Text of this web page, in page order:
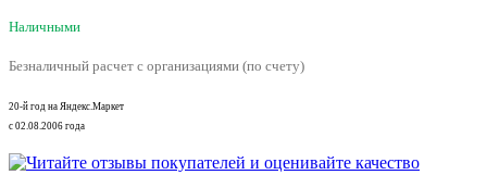
Наличными
Безналичный расчет с организациями (по счету)
20-й год на Яндекс.Маркет
с 02.08.2006 года